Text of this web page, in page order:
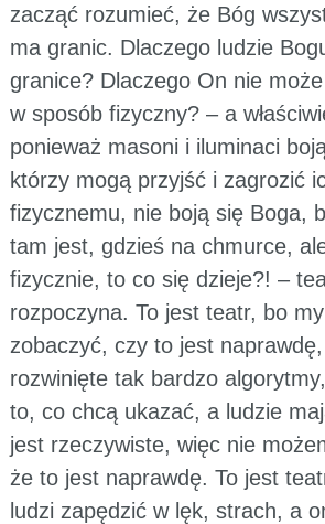
zacząć rozumieć, że Bóg
ma granic. Dlaczego ludzie
granice? Dlaczego On nie
w sposób fizyczny? – a
ponieważ masoni i iluminaci
którzy mogą przyjść i zagrozić
fizycznemu, nie boją się Boga,
tam jest, gdzieś na chmurce,
fizycznie, to co się dzieje?! –
rozpoczyna. To jest teatr, bo
zobaczyć, czy to jest
rozwinięte tak bardzo
to, co chcą ukazać, a ludzie
jest rzeczywiste, więc nie
że to jest naprawdę. To jest
ludzi zapędzić w lęk, strach, a